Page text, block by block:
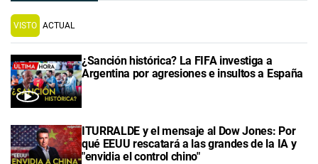
VISTO ACTUAL
¿Sanción histórica? La FIFA investiga a
Argentina por agresiones e insultos a España
ITURRALDE y el mensaje al Dow Jones: Por
qué EEUU rescatará a las grandes de la IA y
"envidia el control chino"